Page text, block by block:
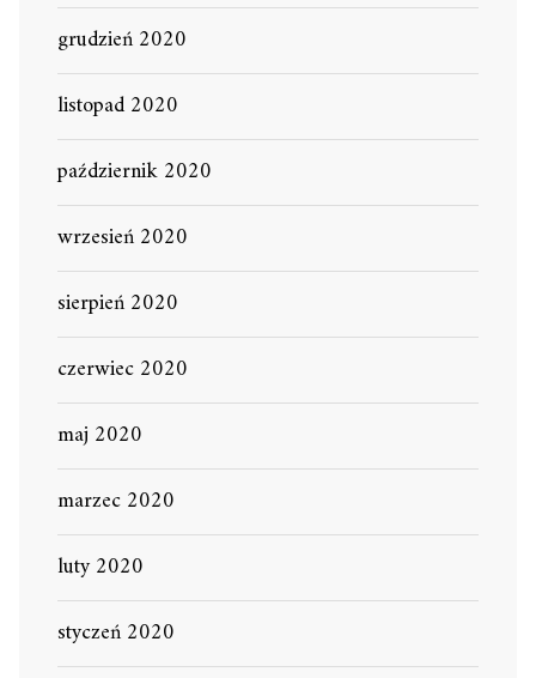
grudzień 2020
listopad 2020
październik 2020
wrzesień 2020
sierpień 2020
czerwiec 2020
maj 2020
marzec 2020
luty 2020
styczeń 2020